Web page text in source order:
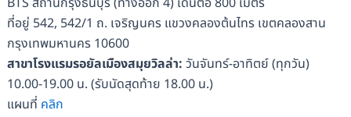
ที่อยู่ 542, 542/1 ถ. เจริญนคร แขวงคลองต้นไทร เขตคลองสาน
กรุงเทพมหานคร 10600
สาขาโรงแรมรอยัลเมืองสมุยวิลล่า: วันจันทร์-อาทิตย์ (ทุกวัน)
10.00-19.00 น. (รับนัดสุดท้าย 18.00 น.)
แผนที่ คลิก